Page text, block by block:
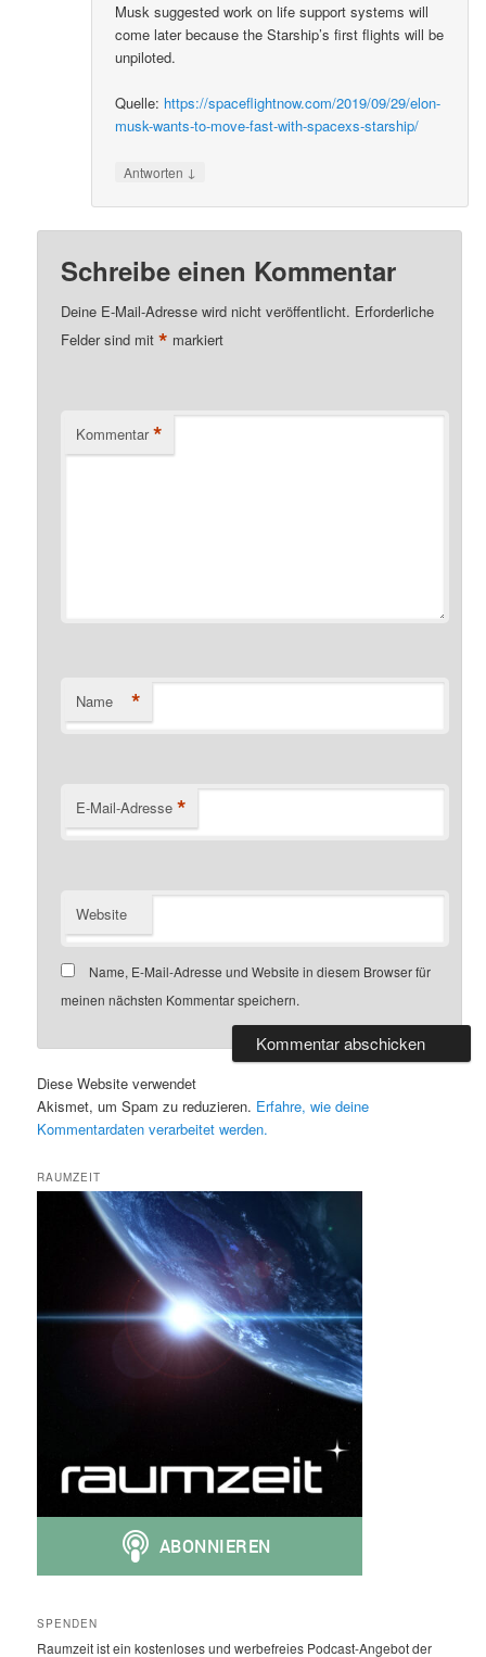
Musk suggested work on life support systems will
come later because the Starship’s first flights will be
unpiloted.
Quelle: https://spaceflightnow.com/2019/09/29/elon-
musk-wants-to-move-fast-with-spacexs-starship/
Antworten ↓
Schreibe einen Kommentar
Deine E-Mail-Adresse wird nicht veröffentlicht. Erforderliche
Felder sind mit* markiert
Kommentar *
Name *
E-Mail-Adresse *
Website
Name, E-Mail-Adresse und Website in diesem Browser für
meinen nächsten Kommentar speichern.
Diese Website verwendet
Akismet, um Spam zu reduzieren. Erfahre, wie deine
Kommentardaten verarbeitet werden.
RAUMZEIT
SPENDEN
Raumzeit ist ein kostenloses und werbefreies Podcast-Angebot der